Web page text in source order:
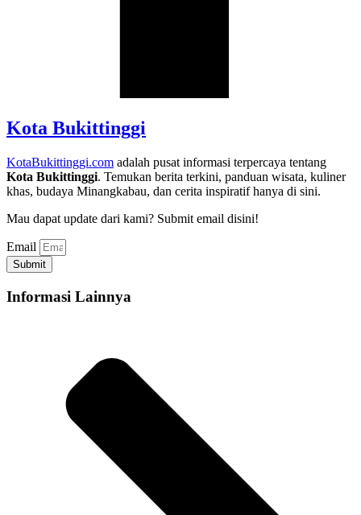
Kota Bukittinggi
KotaBukittinggi.com adalah pusat informasi terpercaya tentang
Kota Bukittinggi. Temukan berita terkini, panduan wisata, kuliner
khas, budaya Minangkabau, dan cerita inspiratif hanya di sini.
Mau dapat update dari kami? Submit email disini!
Email
Submit
Informasi Lainnya